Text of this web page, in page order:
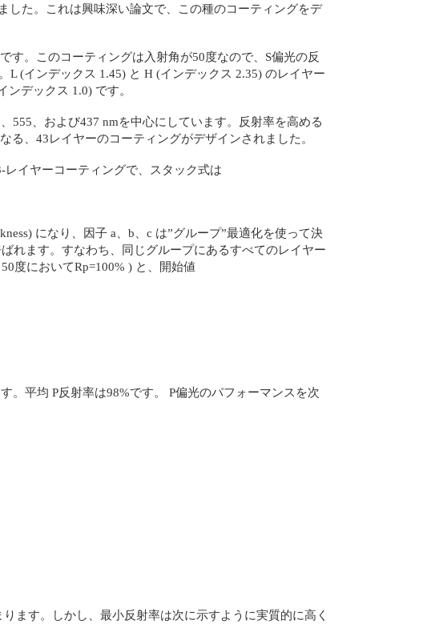
した。これは興味深い論文で、この種のコーティングをデ
す。このコーティングは入射角が50度なので、S偏光の反
(インデックス 1.45) と H (インデックス 2.35) のレイヤー
デックス 1.0) です。
555、および437 nmを中心にしています。反射率を高める
、43レイヤーのコーティングがデザインされました。
イヤーコーティングで、スタック式は
になり、因子 a、b、c は”グループ”最適化を使って決
れます。すなわち、同じグループにあるすべてのレイヤー
度においてRp=100% ) と、開始値
。平均 P反射率は98%です。 P偏光のパフォーマンスを次
ます。しかし、最小反射率は次に示すように実質的に高く